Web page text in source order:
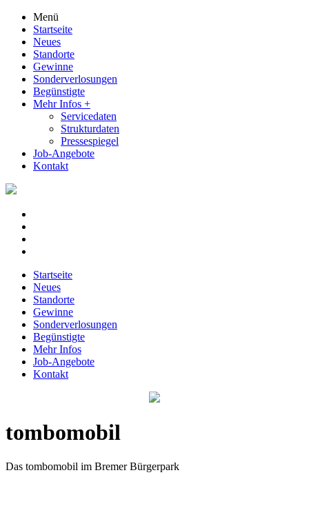
Menü
Startseite
Neues
Standorte
Gewinne
Sonderverlosungen
Begünstigte
Mehr Infos +
Servicedaten
Strukturdaten
Pressespiegel
Job-Angebote
Kontakt
Startseite
Neues
Standorte
Gewinne
Sonderverlosungen
Begünstigte
Mehr Infos
Job-Angebote
Kontakt
tombomobil
Das tombomobil im Bremer Bürgerpark